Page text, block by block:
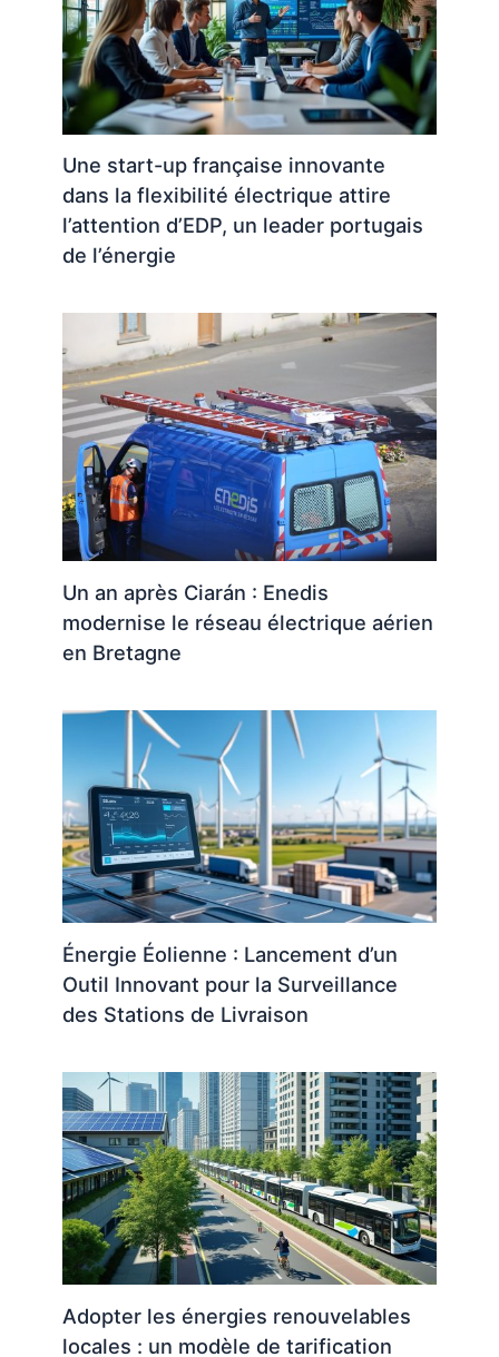
Une start-up française innovante
dans la flexibilité électrique attire
l’attention d’EDP, un leader portugais
de l’énergie
Un an après Ciarán : Enedis
modernise le réseau électrique aérien
en Bretagne
Énergie Éolienne : Lancement d’un
Outil Innovant pour la Surveillance
des Stations de Livraison
Adopter les énergies renouvelables
locales : un modèle de tarification